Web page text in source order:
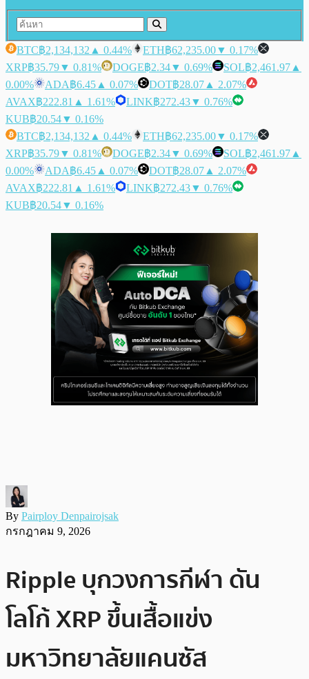
BTC฿2,134,132 ▲ 0.44% ETH฿62,235.00▼ 0.17%
XRP฿35.79▼ 0.81% DOGE฿2.34▼ 0.69% SOL฿2,461.97 ▲
0.00%
ADA฿6.45 ▲ 0.07% DOT฿28.07 ▲ 2.07%
AVAX฿222.81 ▲ 1.61% LINK฿272.43▼ 0.76%
KUB฿20.54▼ 0.16%
BTC฿2,134,132 ▲ 0.44% ETH฿62,235.00▼ 0.17%
XRP฿35.79▼ 0.81% DOGE฿2.34▼ 0.69% SOL฿2,461.97 ▲
0.00%
ADA฿6.45 ▲ 0.07% DOT฿28.07 ▲ 2.07%
AVAX฿222.81 ▲ 1.61% LINK฿272.43▼ 0.76%
KUB฿20.54▼ 0.16%
By Pairploy Denpairojsak
กรกฎาคม 9, 2026
Ripple บุกวงการกีฬา ดัน
โลโก้ XRP ขึ้นเสื้อแข่ง
มหาวิทยาลัยแคนซัส